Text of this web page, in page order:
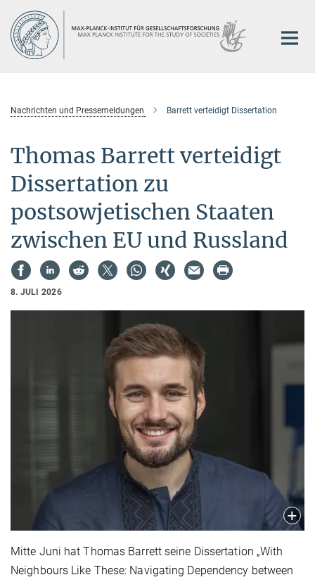
Hauptinhalt
Nachrichten und Pressemeldungen Barrett verteidigt Dissertation
Thomas Barrett verteidigt
Dissertation zu
postsowjetischen Staaten
zwischen EU und Russland
8. JULI 2026
Mitte Juni hat Thomas Barrett seine Dissertation „With
Neighbours Like These: Navigating Dependency between